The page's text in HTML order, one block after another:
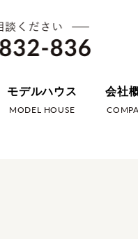
モデルハウス
MODEL HOUSE
会社